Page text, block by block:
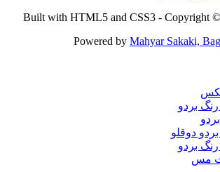
Built with HTML5 and CSS3 - Copyright
Powered by Mahyar Sakaki,
بردو
دوقلو
بردو
مس